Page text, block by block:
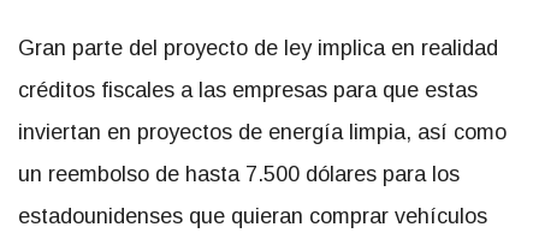
Gran parte del proyecto de ley implica en realidad
créditos fiscales a las empresas para que estas
inviertan en proyectos de energía limpia, así como
un reembolso de hasta 7.500 dólares para los
estadounidenses que quieran comprar vehículos